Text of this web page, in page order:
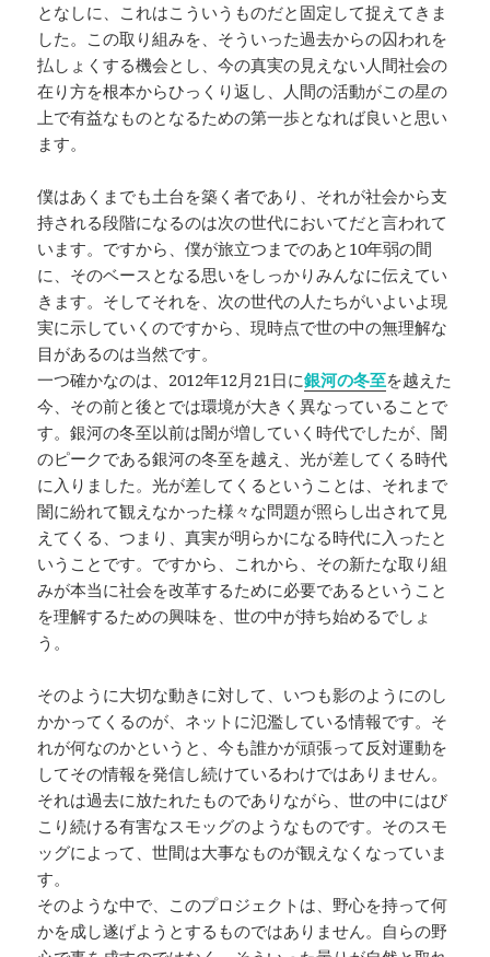
となしに、これはこういうものだと固定して捉えてきま
した。この取り組みを、そういった過去からの囚われを
払しょくする機会とし、今の真実の見えない人間社会の
在り方を根本からひっくり返し、人間の活動がこの星の
上で有益なものとなるための第一歩となれば良いと思い
ます。
僕はあくまでも土台を築く者であり、それが社会から支
持される段階になるのは次の世代においてだと言われて
います。ですから、僕が旅立つまでのあと10年弱の間
に、そのベースとなる思いをしっかりみんなに伝えてい
きます。そしてそれを、次の世代の人たちがいよいよ現
実に示していくのですから、現時点で世の中の無理解な
目があるのは当然です。
一つ確かなのは、2012年12月21日に銀河の冬至を越えた
今、その前と後とでは環境が大きく異なっていることで
す。銀河の冬至以前は闇が増していく時代でしたが、闇
のピークである銀河の冬至を越え、光が差してくる時代
に入りました。光が差してくるということは、それまで
闇に紛れて観えなかった様々な問題が照らし出されて見
えてくる、つまり、真実が明らかになる時代に入ったと
いうことです。ですから、これから、その新たな取り組
みが本当に社会を改革するために必要であるということ
を理解するための興味を、世の中が持ち始めるでしょ
う。
そのように大切な動きに対して、いつも影のようにのし
かかってくるのが、ネットに氾濫している情報です。そ
れが何なのかというと、今も誰かが頑張って反対運動を
してその情報を発信し続けているわけではありません。
それは過去に放たれたものでありながら、世の中にはび
こり続ける有害なスモッグのようなものです。そのスモ
ッグによって、世間は大事なものが観えなくなっていま
す。
そのような中で、このプロジェクトは、野心を持って何
かを成し遂げようとするものではありません。自らの野